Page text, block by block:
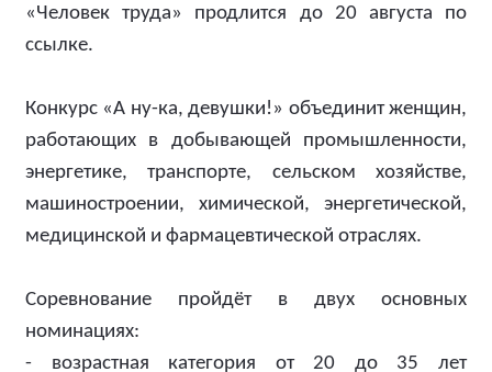
«Человек труда» продлится до 20 августа по
ссылке.
Конкурс «А ну-ка, девушки!» объединит женщин,
работающих в добывающей промышленности,
энергетике, транспорте, сельском хозяйстве,
машиностроении, химической, энергетической,
медицинской и фармацевтической отраслях.
Соревнование пройдёт в двух основных
номинациях:
- возрастная категория от 20 до 35 лет